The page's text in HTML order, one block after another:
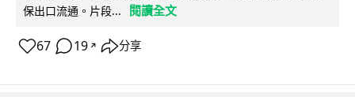
保出口流通。片段...
閱讀全文
67 19 ↗ 分享